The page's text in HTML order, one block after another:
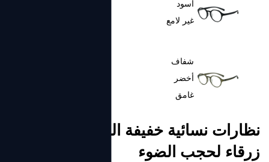
أسود
غير لامع
شفاف
أخضر
غامق
شفاف
زرقاء لحجب الضوء